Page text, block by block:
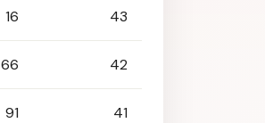
16 43
66 42
91 41